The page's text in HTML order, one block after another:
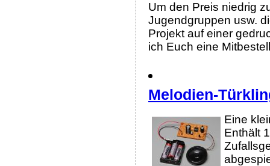
Um den Preis niedrig
Jugendgruppen usw.
Projekt auf einer
ich Euch eine
Melodien-
Eine
Enthält